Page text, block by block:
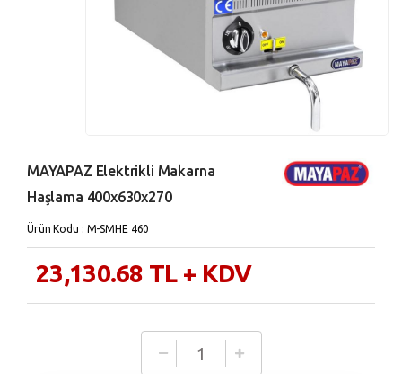
MAYAPAZ Elektrikli Makarna
Haşlama 400x630x270
Ürün Kodu : M-SMHE 460
23,130.68 TL + KDV